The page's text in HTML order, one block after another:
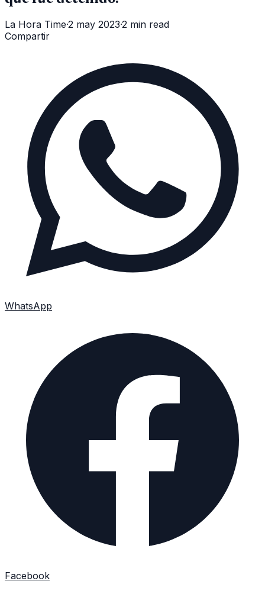
La Hora Time·2 may 2023·2 min read
Compartir
WhatsApp
Facebook